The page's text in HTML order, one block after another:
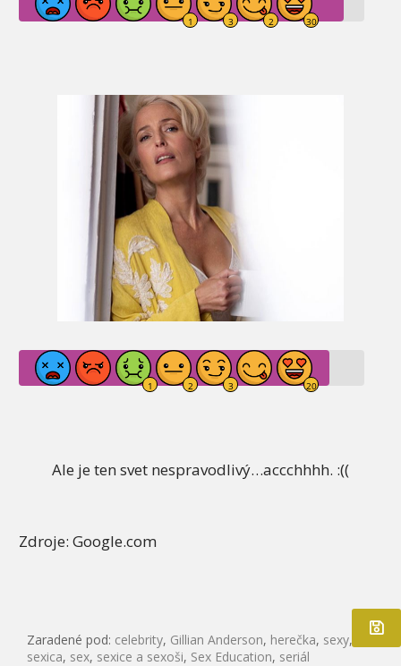
Ale je ten svet nespravodlivý…accchhhh. :((
Zdroje: Google.com
Zaradené pod: celebrity, Gillian Anderson, herečka, sexy,
sexica, sex, sexice a sexoši, Sex Education, seriál